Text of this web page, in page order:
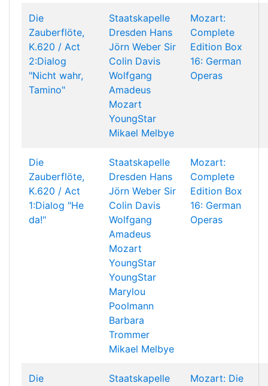
Die
Zauberflöte,
K.620 / Act
2:Dialog
"Nicht wahr,
Tamino"
Staatskapelle
Dresden Hans
Jörn Weber Sir
Colin Davis
Wolfgang
Amadeus
Mozart
YoungStar
Mikael Melbye
Mozart:
Complete
Edition Box
16: German
Operas
Die
Zauberflöte,
K.620 / Act
1:Dialog "He
da!"
Staatskapelle
Dresden Hans
Jörn Weber Sir
Colin Davis
Wolfgang
Amadeus
Mozart
YoungStar
YoungStar
Marylou
Poolmann
Barbara
Trommer
Mikael Melbye
Mozart:
Complete
Edition Box
16: German
Operas
Die
Staatskapelle
Mozart: Die